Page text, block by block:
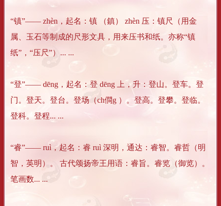
“镇”―― zhèn，起名：镇 （鎮） zhèn 压：镇尺（用金
属、玉石等制成的尺形文具，用来压书和纸。亦称“镇
纸”，“压尺”）... ...
“登”―― dēng，起名：登 dēng 上，升：登山。登车。登
门。登天。登台。登场（ch僴g ）。登高。登攀。登临。
登科。登程... ...
“睿”―― ruì，起名：睿 ruì 深明，通达：睿智。睿哲（明
智，英明）。 古代颂扬帝王用语：睿旨。睿览（御览）。
笔画数... ...